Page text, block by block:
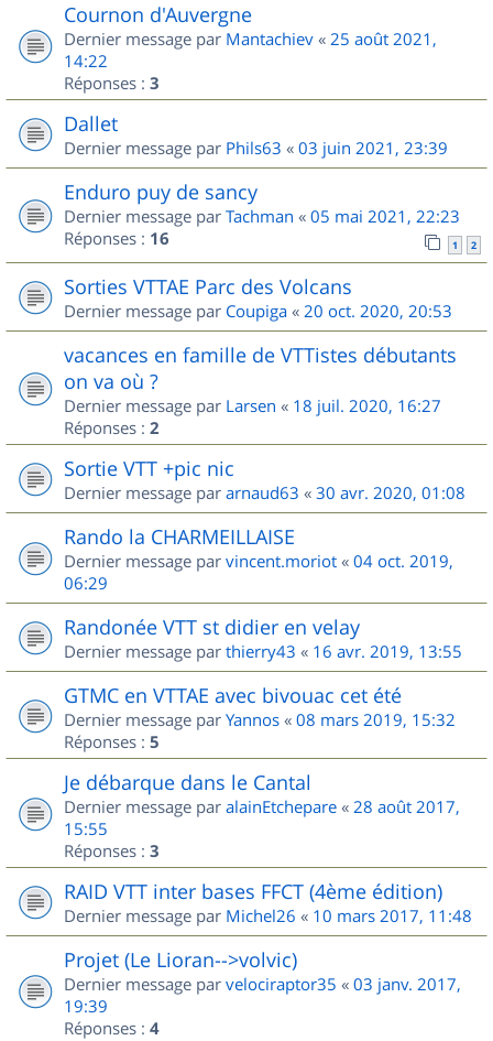
Cournon d'Auvergne
Dernier message par Mantachiev « 25 août 2021,
14:22
Réponses : 3
Dallet
Dernier message par Phils63 « 03 juin 2021, 23:39
Enduro puy de sancy
Dernier message par Tachman « 05 mai 2021, 22:23
Réponses : 16 1 2
Sorties VTTAE Parc des Volcans
Dernier message par Coupiga « 20 oct. 2020, 20:53
vacances en famille de VTTistes débutants
on va où ?
Dernier message par Larsen « 18 juil. 2020, 16:27
Réponses : 2
Sortie VTT +pic nic
Dernier message par arnaud63 « 30 avr. 2020, 01:08
Rando la CHARMEILLAISE
Dernier message par vincent.moriot « 04 oct. 2019,
06:29
Randonée VTT st didier en velay
Dernier message par thierry43 « 16 avr. 2019, 13:55
GTMC en VTTAE avec bivouac cet été
Dernier message par Yannos « 08 mars 2019, 15:32
Réponses : 5
Je débarque dans le Cantal
Dernier message par alainEtchepare « 28 août 2017,
15:55
Réponses : 3
RAID VTT inter bases FFCT (4ème édition)
Dernier message par Michel26 « 10 mars 2017, 11:48
Projet (Le Lioran-->volvic)
Dernier message par velociraptor35 « 03 janv. 2017,
19:39
Réponses : 4